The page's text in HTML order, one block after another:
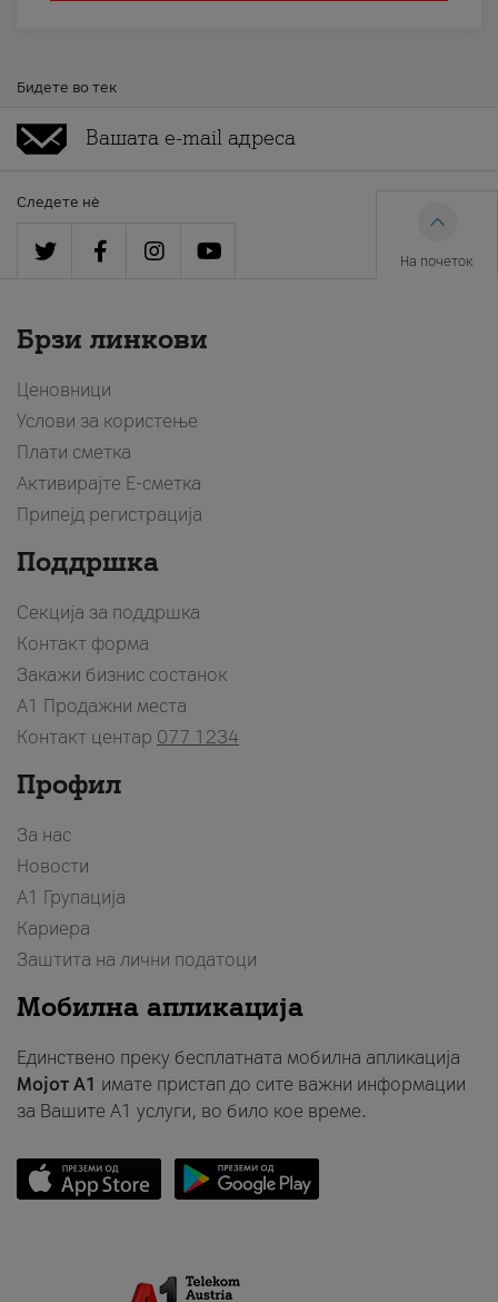
Бидете во тек
Следете нè
На почеток
Брзи линкови
Ценовници
Услови за користење
Плати сметка
Активирајте Е-сметка
Припејд регистрација
Поддршка
Секција за поддршка
Контакт форма
Закажи бизнис состанок
A1 Продажни места
Контакт центар 077 1234
Профил
За нас
Новости
А1 Групација
Кариера
Заштита на лични податоци
Мобилна апликација
Единствено преку бесплатната мобилна апликација
Мојот A1 имате пристап до сите важни информации
за Вашите A1 услуги, во било кое време.